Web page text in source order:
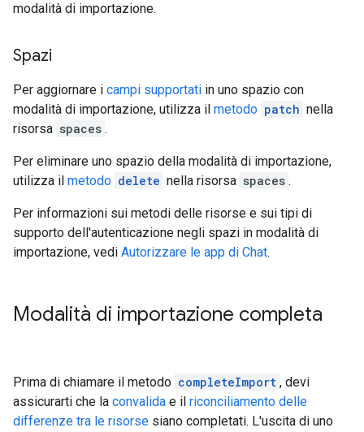
modalità di importazione.
Spazi
Per aggiornare i campi supportati in uno spazio con
modalità di importazione, utilizza il metodo patch nella
risorsa spaces .
Per eliminare uno spazio della modalità di importazione,
utilizza il metodo delete nella risorsa spaces .
Per informazioni sui metodi delle risorse e sui tipi di
supporto dell'autenticazione negli spazi in modalità di
importazione, vedi Autorizzare le app di Chat.
Modalità di importazione completa
Prima di chiamare il metodo completeImport , devi
assicurarti che la convalida e il riconciliamento delle
differenze tra le risorse siano completati. L'uscita di uno